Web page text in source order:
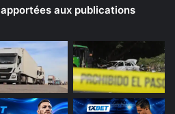
aux publications